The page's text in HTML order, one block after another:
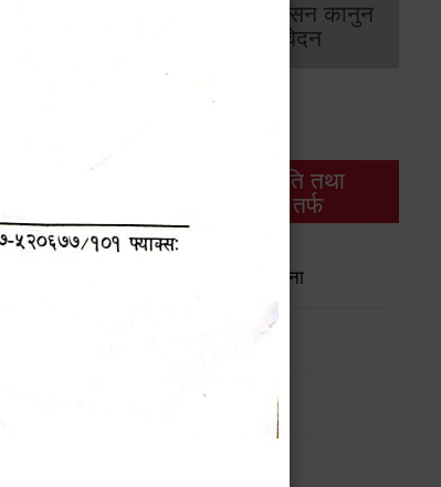
आर्थिक प्रशासन कानुन
/ प्रतिवेदन
भवन अनुमति तथा
मापदण्ड तर्फ
अद्यावधिक गर्ने सम्बन्धी सार्वजनिक सूचना